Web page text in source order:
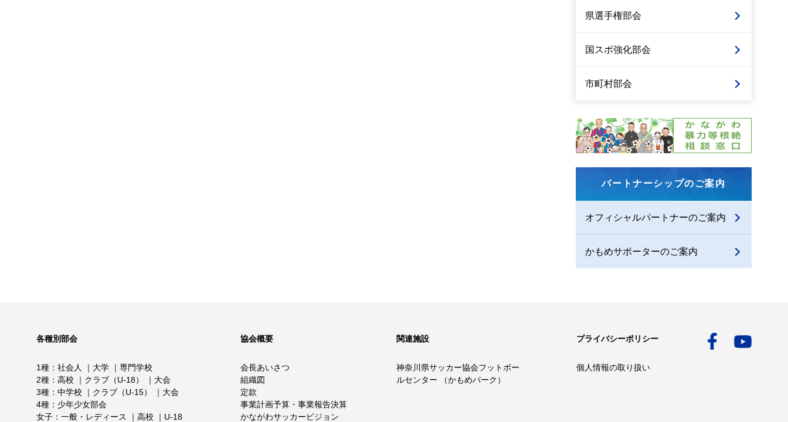
県選手権部会
国スポ強化部会
市町村部会
パートナーシップのご案内
オフィシャルパートナーのご案内
かもめサポーターのご案内
各種別部会
1種 社会人 大学
専門学校
2種
高校 クラブ（U-18）
大会
3種
中学校 クラブ（U-15）
大会
4種
少年少女部会
女子
一般・レディース 高校 U-18
協会概要
会長あいさつ
組織図
定款
事業計画予算・事業報告決算
かながわサッカービジョン
関連施設
神奈川県サッカー協会フットボー
ルセンター （かもめパーク）
プライバシーポリシー
個人情報の取り扱い